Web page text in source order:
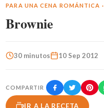
PARA UNA CENA ROMÁNTICA ·
Brownie
30 minutos 10 Sep 2012
COMPARTIR
IR A LA RECETA